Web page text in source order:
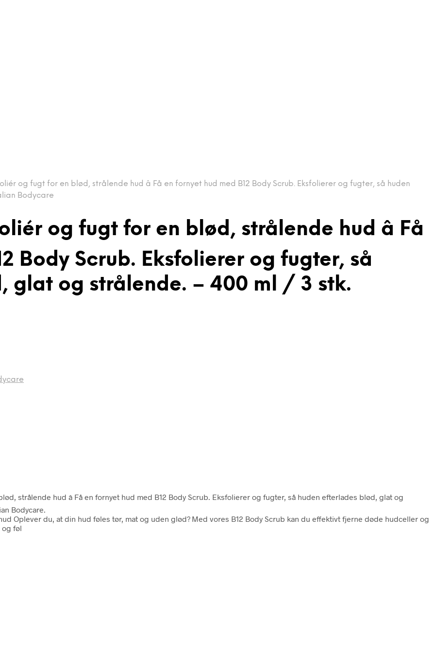
og fugt for en blød, strålende hud â Få en fornyet hud med B12 Body Scrub. Eksfolierer og fugter, så huden
Bodycare
og fugt for en blød, strålende hud â Få
Body Scrub. Eksfolierer og fugter, så
glat og strålende. – 400 ml / 3 stk.
strålende hud â Få en fornyet hud med B12 Body Scrub. Eksfolierer og fugter, så huden efterlades blød, glat og
Bodycare.
Oplever du, at din hud føles tør, mat og uden glød? Med vores B12 Body Scrub kan du effektivt fjerne døde hudceller og
og føl